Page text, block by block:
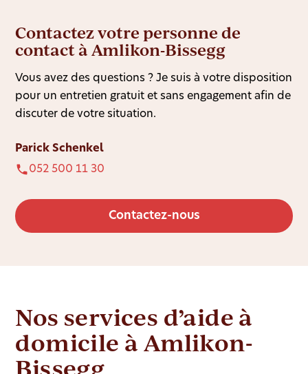
Contactez votre personne de
contact à Amlikon-Bissegg
Vous avez des questions ? Je suis à votre disposition
pour un entretien gratuit et sans engagement afin de
discuter de votre situation.
Parick Schenkel
052 500 11 30
Contactez-nous
Nos services d’aide à
domicile à Amlikon-
Bissegg